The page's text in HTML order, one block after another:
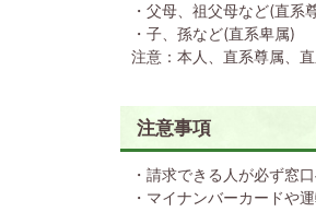
・父母、祖父母など(直系
・子、孫など(直系卑属)
注意：本人、直系尊属、
注意事項
・請求できる人が必ず窓
・マイナンバーカードや